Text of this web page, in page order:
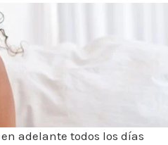
adelante todos los días